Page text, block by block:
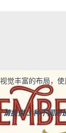
觉丰富的布局，使
请提供 3 种不同的